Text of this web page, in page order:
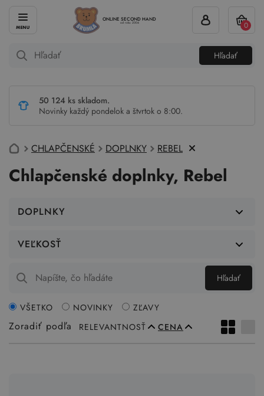
ONLINE SECOND HAND
od roku 2004
Hľadať
0
50 124 ks skladom.
Novinky každý pondelok a štvrtok o 8:00.
CHLAPČENSKÉ DOPLNKY REBEL
Chlapčenské doplnky, Rebel
DOPLNKY
VEĽKOSŤ
Hľadať
Zoradiť podľa RELEVANTNOSŤ CENA
VŠETKO NOVINKY ZĽAVY